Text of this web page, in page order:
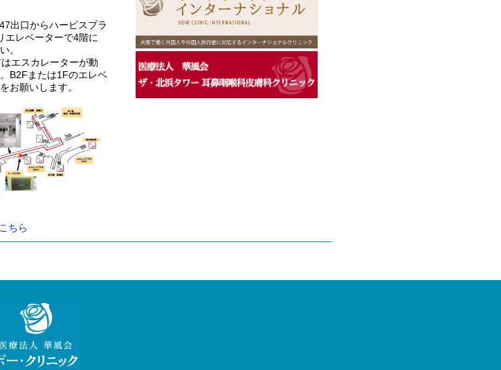
出口からハービスプラ
エレベーターで4階に
。
エスカレーターが動
B2Fまたは1Fのエレベ
お願いします。
ちら